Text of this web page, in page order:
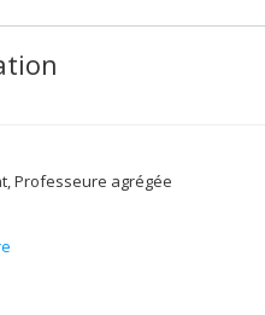
Professeure agrégée